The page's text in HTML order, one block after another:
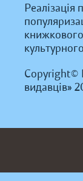
Реалізація
Copyright©
видавців»